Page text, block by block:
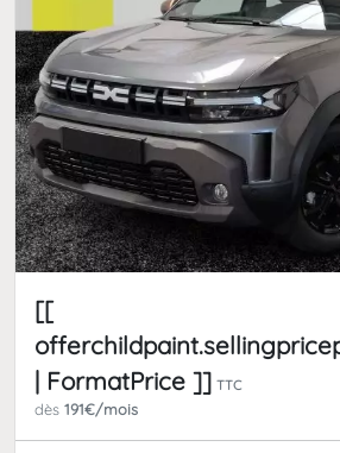
[[
| FormatPrice ]] TTC
dès 191€/mois